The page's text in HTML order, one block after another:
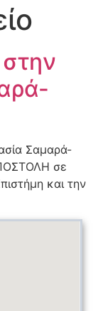
Σαμαρά-
σε
και την